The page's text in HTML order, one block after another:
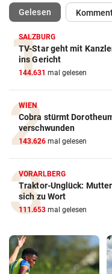
Gelesen(ausgewählt)
SALZBURG
TV-Star geht mit
ins Gericht
144.631 mal gelesen
WIEN
Cobra stürmt
verschwunden
143.626 mal gelesen
VORARLBERG
Traktor-Unglück:
sich zu Wort
111.653 mal gelesen